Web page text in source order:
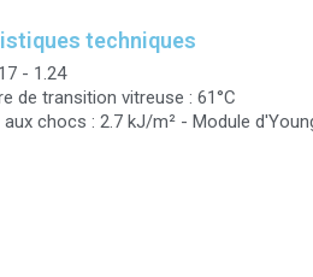
techniques
- 1.24
de transition vitreuse : 61°C
chocs : 2.7 kJ/m² - Module